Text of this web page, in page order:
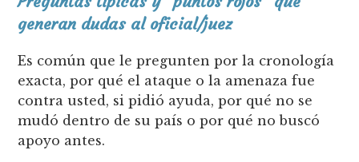
generan dudas al oficial/juez
Es común que le pregunten por la cronología
exacta, por qué el ataque o la amenaza fue
contra usted, si pidió ayuda, por qué no se
mudó dentro de su país o por qué no buscó
apoyo antes.